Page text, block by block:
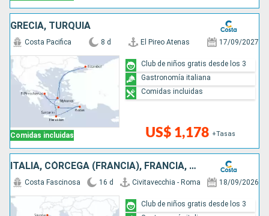
GRECIA, TURQUÍA
Comidas incluidas
Costa Pacifica 8 d El Pireo Atenas 17/09/2027
US$ 1,178 +Tasas
Club de niños gratis desde los 3
Gastronomía italiana
Comidas incluidas
ITALIA, CÓRCEGA (FRANCIA), FRANCIA, ESPAÑA, ISLAS BALEARES, MALTA, GRECIA
Costa Fascinosa 16 d Civitavecchia - Roma 18/09/2026
Club de niños gratis desde los 3